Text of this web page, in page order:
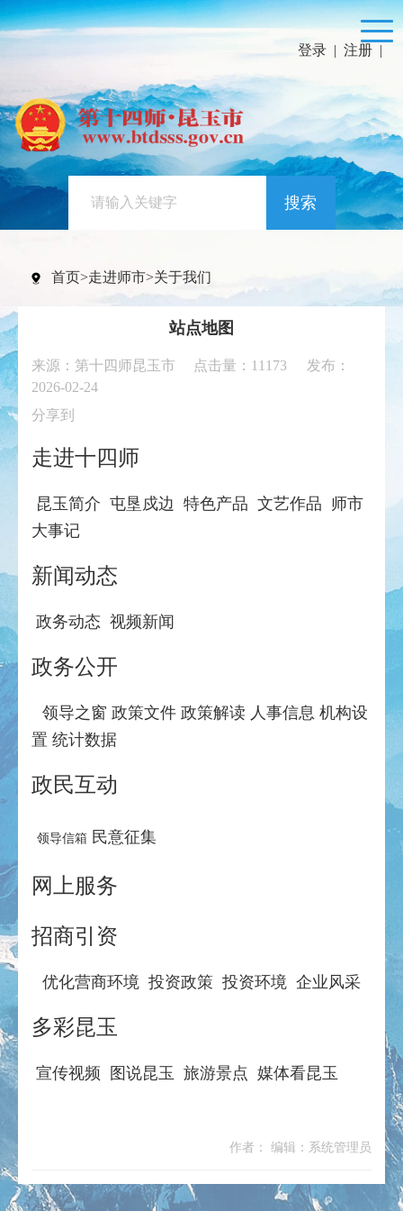
登录 | 注册 |
搜索
首页>走进师市>关于我们
站点地图
来源：第十四师昆玉市 点击量： 11173
发布：
2026-02-24
分享到
走进十四师
昆玉简介 屯垦戍边 特色产品 文艺作品 师市
大事记
新闻动态
政务动态 视频新闻
政务公开
领导之窗 政策文件 政策解读 人事信息 机构设
置 统计数据
政民互动
领导信箱 民意征集
网上服务
招商引资
优化营商环境 投资政策 投资环境 企业风采
多彩昆玉
宣传视频 图说昆玉 旅游景点 媒体看昆玉
作者： 编辑：系统管理员